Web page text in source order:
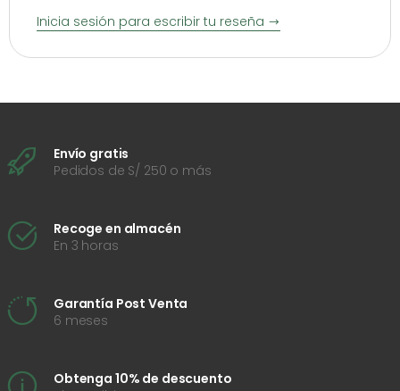
Inicia sesión para escribir tu reseña
Envío gratis
Pedidos de S/ 250 o más
Recoge en almacén
En 3 horas
Garantía Post Venta
6 meses
Obtenga 10% de descuento